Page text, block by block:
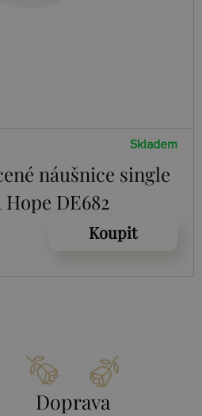
Skladem
náušnice single
Hope DE682
Koupit
Doprava